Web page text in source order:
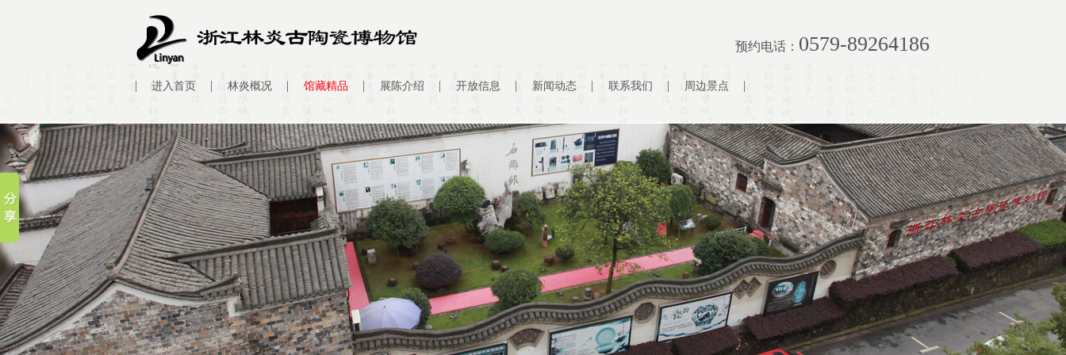
预约电话： 0579-89264186
进入首页 林炎概况 馆藏精品 展陈介绍 开放信息 新闻动态 联系我们 周边景点